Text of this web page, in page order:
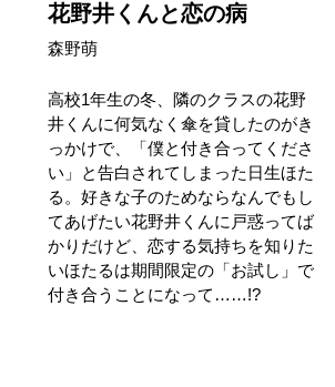
花野井くんと恋の病
森野萌
高校1年生の冬、隣のクラスの花野
井くんに何気なく傘を貸したのがき
っかけで、「僕と付き合ってくださ
い」と告白されてしまった日生ほた
る。好きな子のためならなんでもし
てあげたい花野井くんに戸惑ってば
かりだけど、恋する気持ちを知りた
いほたるは期間限定の「お試し」で
付き合うことになって……!?